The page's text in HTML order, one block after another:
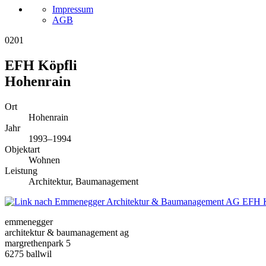
Impressum
AGB
0201
EFH Köpfli
Hohenrain
Ort
Hohenrain
Jahr
1993–1994
Objektart
Wohnen
Leistung
Architektur, Baumanagement
EFH
emmenegger
architektur & baumanagement ag
margrethenpark 5
6275 ballwil